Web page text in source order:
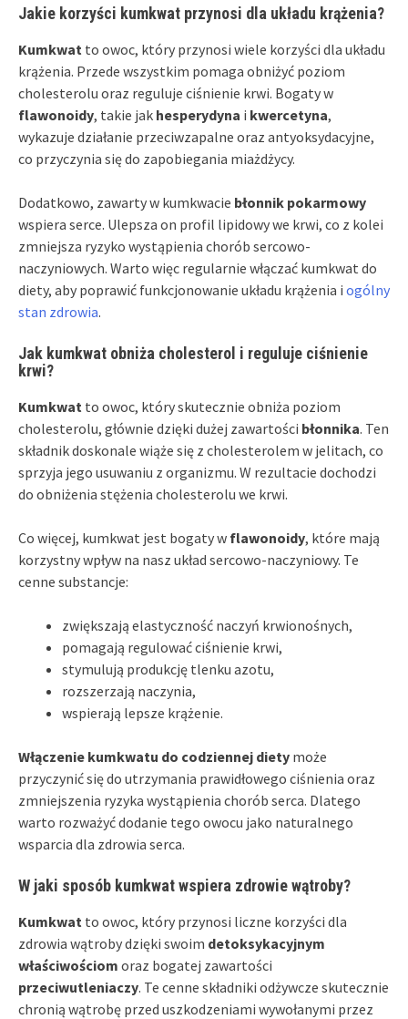
Jakie korzyści kumkwat przynosi dla układu krążenia?
Kumkwat to owoc, który przynosi wiele korzyści dla układu
krążenia. Przede wszystkim pomaga obniżyć poziom
cholesterolu oraz reguluje ciśnienie krwi. Bogaty w
flawonoidy, takie jak hesperydyna i kwercetyna,
wykazuje działanie przeciwzapalne oraz antyoksydacyjne,
co przyczynia się do zapobiegania miażdżycy.
Dodatkowo, zawarty w kumkwacie błonnik pokarmowy
wspiera serce. Ulepsza on profil lipidowy we krwi, co z kolei
zmniejsza ryzyko wystąpienia chorób sercowo-
naczyniowych. Warto więc regularnie włączać kumkwat do
diety, aby poprawić funkcjonowanie układu krążenia i ogólny
stan zdrowia.
Jak kumkwat obniża cholesterol i reguluje ciśnienie
krwi?
Kumkwat to owoc, który skutecznie obniża poziom
cholesterolu, głównie dzięki dużej zawartości błonnika. Ten
składnik doskonale wiąże się z cholesterolem w jelitach, co
sprzyja jego usuwaniu z organizmu. W rezultacie dochodzi
do obniżenia stężenia cholesterolu we krwi.
Co więcej, kumkwat jest bogaty w flawonoidy, które mają
korzystny wpływ na nasz układ sercowo-naczyniowy. Te
cenne substancje:
zwiększają elastyczność naczyń krwionośnych,
pomagają regulować ciśnienie krwi,
stymulują produkcję tlenku azotu,
rozszerzają naczynia,
wspierają lepsze krążenie.
Włączenie kumkwatu do codziennej diety może
przyczynić się do utrzymania prawidłowego ciśnienia oraz
zmniejszenia ryzyka wystąpienia chorób serca. Dlatego
warto rozważyć dodanie tego owocu jako naturalnego
wsparcia dla zdrowia serca.
W jaki sposób kumkwat wspiera zdrowie wątroby?
Kumkwat to owoc, który przynosi liczne korzyści dla
zdrowia wątroby dzięki swoim detoksykacyjnym
właściwościom oraz bogatej zawartości
przeciwutleniaczy. Te cenne składniki odżywcze skutecznie
chronią wątrobę przed uszkodzeniami wywołanymi przez